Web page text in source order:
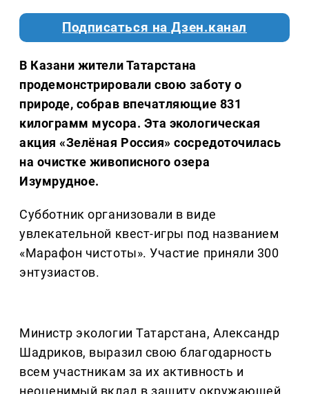
Подписаться на Дзен.канал
В Казани жители Татарстана
продемонстрировали свою заботу о
природе, собрав впечатляющие 831
килограмм мусора. Эта экологическая
акция «Зелёная Россия» сосредоточилась
на очистке живописного озера
Изумрудное.
Субботник организовали в виде
увлекательной квест-игры под названием
«Марафон чистоты». Участие приняли 300
энтузиастов.
Министр экологии Татарстана, Александр
Шадриков, выразил свою благодарность
всем участникам за их активность и
неоценимый вклад в защиту окружающей